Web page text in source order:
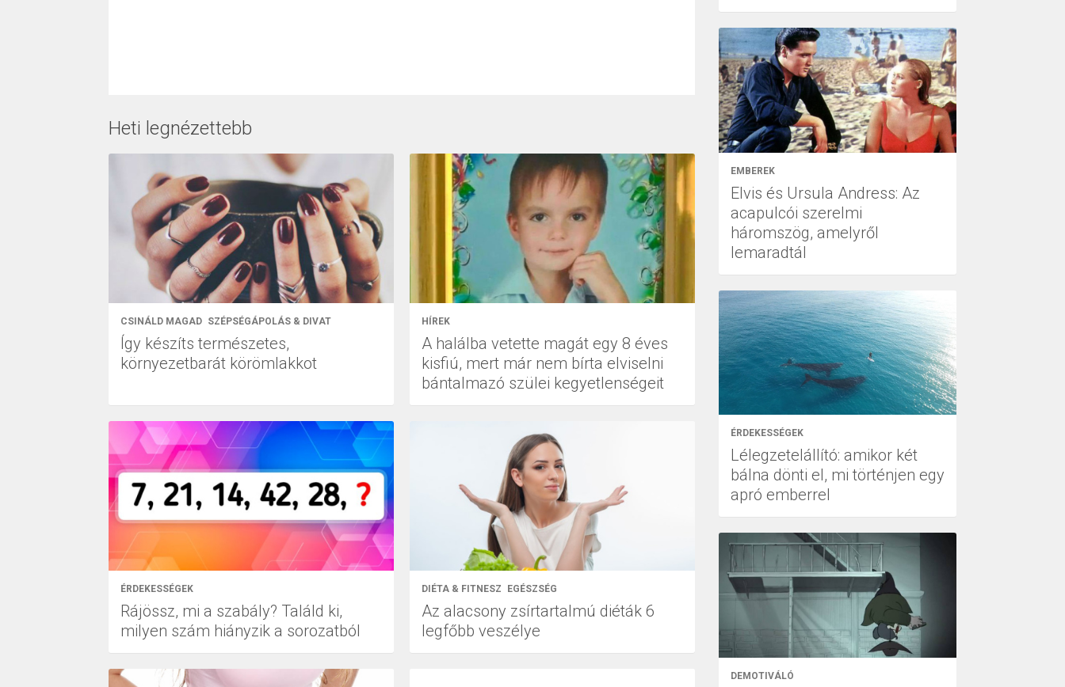
Heti legnézettebb
CSINÁLD MAGAD SZÉPSÉGÁPOLÁS & DIVAT
Így készíts természetes,
környezetbarát körömlakkot
HÍREK
A halálba vetette magát egy 8 éves
kisfiú, mert már nem bírta elviselni
bántalmazó szülei kegyetlenségeit
ÉRDEKESSÉGEK
Rájössz, mi a szabály? Találd ki,
milyen szám hiányzik a sorozatból
DIÉTA & FITNESZ EGÉSZSÉG
Az alacsony zsírtartalmú diéták 6
legfőbb veszélye
EMBEREK
Elvis és Ursula Andress: Az
acapulcói szerelmi
háromszög, amelyről
lemaradtál
ÉRDEKESSÉGEK
Lélegzetelállító: amikor két
bálna dönti el, mi történjen egy
apró emberrel
DEMOTIVÁLÓ